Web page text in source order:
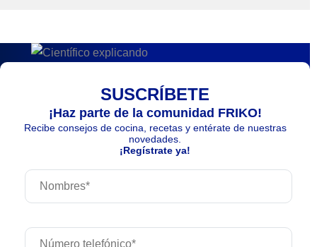
SUSCRÍBETE
¡Haz parte de la comunidad FRIKO!
Recibe consejos de cocina, recetas y entérate de nuestras
novedades.
¡Regístrate ya!